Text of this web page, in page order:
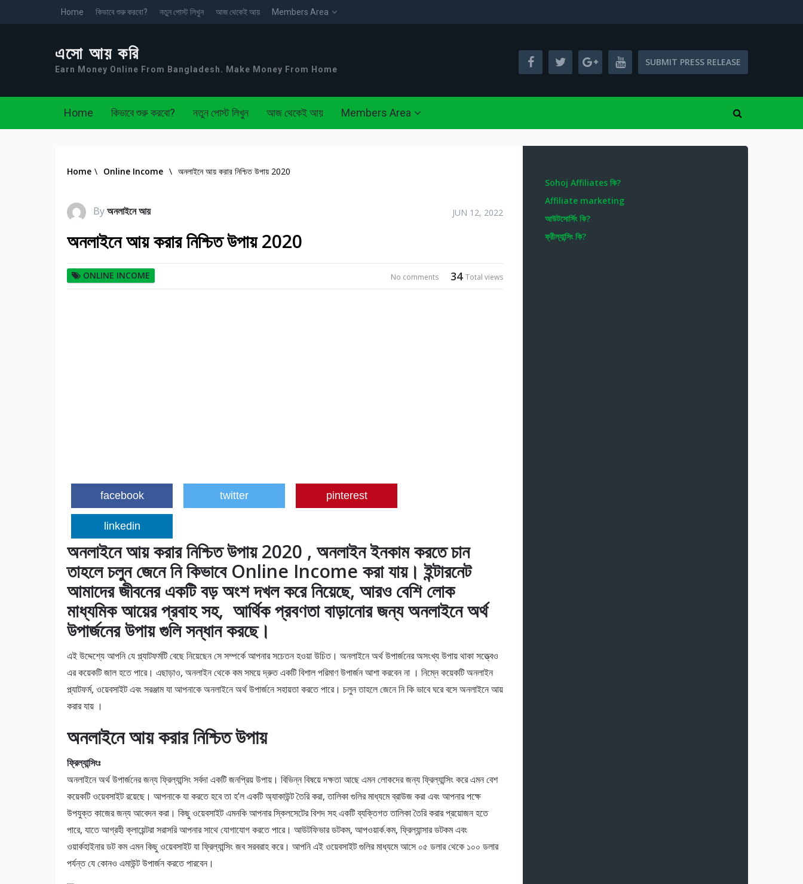
Home কিভাবে শুরু করবো? নতুন পোস্ট লিখুন আজ থেকেই আয় Members Area
এসো আয় করি
Earn Money Online From Bangladesh. Make Money From Home
SUBMIT PRESS RELEASE
Home কিভাবে শুরু করবো? নতুন পোস্ট লিখুন আজ থেকেই আয় Members Area
Home \ Online Income \ অনলাইনে আয় করার নিশ্চিত উপায় 2020
Byঅনলাইনে আয় JUN 12, 2022
অনলাইনে আয় করার নিশ্চিত উপায় 2020
ONLINE INCOME 34 Total views
No comments
facebook twitter pinterest
linkedin
অনলাইনে আয় করার নিশ্চিত উপায় 2020 , অনলাইন ইনকাম করতে চান
তাহলে চলুন জেনে নি কিভাবে Online Income করা যায়। ইন্টারনেট
আমাদের জীবনের একটি বড় অংশ দখল করে নিয়েছে, আরও বেশি লোক
মাধ্যমিক আয়ের প্রবাহ সহ, আর্থিক প্রবণতা বাড়ানোর জন্য অনলাইনে অর্থ
উপার্জনের উপায় গুলি সন্ধান করছে।
এই উদ্দেশ্যে আপনি যে প্ল্যাটফর্মটি বেছে নিয়েছেন সে সম্পর্কে আপনার সচেতন হওয়া উচিত। অনলাইনে অর্থ উপার্জনের অসংখ্য উপায় থাকা সত্ত্বেও
এর কয়েকটি জাল হতে পারে। এছাড়াও, অনলাইন থেকে কম সময়ে দ্রুত একটি বিশাল পরিমাণ উপার্জন আশা করবেন না । নিম্নে কয়েকটি অনলাইন
প্ল্যাটফর্ম, ওয়েবসাইট এবং সরঞ্জাম যা আপনাকে অনলাইনে অর্থ উপার্জনে সহায়তা করতে পারে। চলুন তাহলে জেনে নি কি ভাবে ঘরে বসে অনলাইনে আয়
করার যায় ।
অনলাইনে আয় করার নিশ্চিত উপায়
ফ্রিল্যান্সিংঃ
অনলাইনে অর্থ উপার্জনের জন্য ফ্রিল্যান্সিং সর্বদা একটি জনপ্রিয় উপায়। বিভিন্ন বিষয়ে দক্ষতা আছে এমন লোকদের জন্য ফ্রিল্যান্সিং করে এমন বেশ
কয়েকটি ওয়েবসাইট রয়েছে। আপনাকে যা করতে হবে তা হ’ল একটি অ্যাকাউন্ট তৈরি করা, তালিকা গুলির মাধ্যমে ব্রাউজ করা এবং আপনার পক্ষে
উপযুক্ত কাজের জন্য আবেদন করা। কিছু ওয়েবসাইট এমনকি আপনার স্কিলসেটের বিশদ সহ একটি ব্যক্তিগত তালিকা তৈরি করার প্রয়োজন হতে
পারে, যাতে আগ্রহী ক্লায়েন্টরা সরাসরি আপনার সাথে যোগাযোগ করতে পারে। আউটফিভার ডটকম, আপওয়ার্ক.কম, ফ্রিল্যান্সার ডটকম এবং
ওয়ার্কহাইনার ডট কম এমন কিছু ওয়েবসাইট যা ফ্রিল্যান্সিং জব সরবরাহ করে। আপনি এই ওয়েবসাইট গুলির মাধ্যমে আসে ০৫ ডলার থেকে ১০০ ডলার
পর্যন্ত যে কোনও এমাউন্ট উপার্জন করতে পারবেন।
Sohoj Affiliates কি?
Affiliate marketing
আউটসোর্সিং কি?
ফ্রীল্যান্সিং কি?